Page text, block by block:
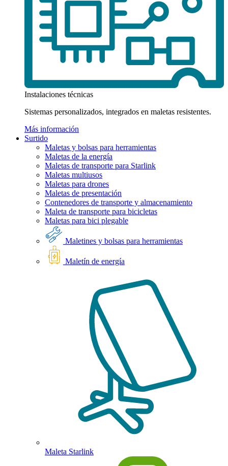
Instalaciones técnicas
Sistemas personalizados, integrados en maletas resistentes.
Más información
Surtido
Maletas y bolsas para herramientas
Maletas de la energía
Maletas de transporte para Starlink
Maletas multiusos
Maletas para drones
Maletas de presentación
Contenedores de transporte y almacenamiento
Maleta de transporte para bicicletas
Maletas para bici plegable
Maletines y bolsas para herramientas
Maletín de energía
Maleta Starlink